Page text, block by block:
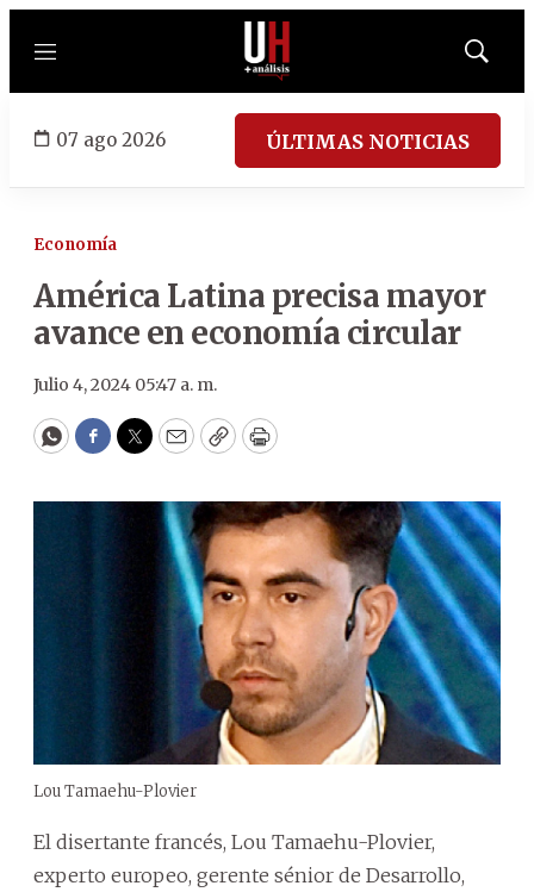
Menú
Mostrar
07 ago 2026 ÚLTIMAS NOTICIAS
Economía
América Latina precisa mayor
avance en economía circular
Julio 4, 2024 05:47 a. m.
WhatsApp
Facebook
Twitter
EmailCopyPrint
Lou Tamaehu-Plovier
El disertante francés, Lou Tamaehu-Plovier,
experto europeo, gerente sénior de Desarrollo,